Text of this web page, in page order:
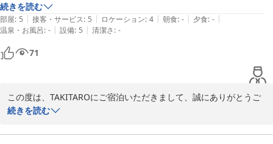
楽しめました。
備品も手ぶらでも十分楽しめる程揃っており、有り難かったです。
お部屋も綺麗にお掃除されていて清潔感があり、キッチン周りの設備も
十分で、とても快適でした。
車を玄関側に横付け出来るのが凄く便利でした。
スタッフさんも親切で、快適な旅になりました。またお世話になりたい
続きを読む
部屋: 5 | 接客・サービス: 5 | ロケーション: 4 | 朝食: - | 夕食: - |
温泉・お風呂: - | 設備: 5 | 清潔さ: -
71
この度は、TAKITAROにご宿泊いただきまして、誠にありがとうご
ざいました。土砂降りの雨でも、問題なくBBQを楽しめたとのこと
栄です。これからもお客様の別荘として、いろんな季節にご利用い
続きを読む